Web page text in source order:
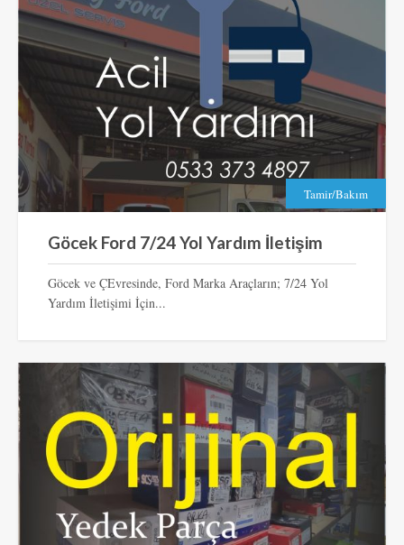
Tamir/Bakım
Göcek Ford 7/24 Yol Yardım İletişim
Göcek ve ÇEvresinde, Ford Marka Araçların; 7/24 Yol
Yardım İletişimi İçin...